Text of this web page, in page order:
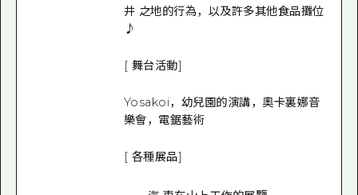
井 之地的行為，以及許多其他食品攤位
♪
[ 舞台活動]
Yosakoi，幼兒園的演講，奧卡裏娜音
樂會，電鋸藝術
[ 各種展品]